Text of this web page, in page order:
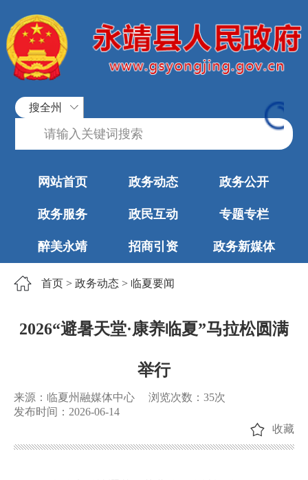
搜全州
网站首页 政务动态 政务公开
政务服务 政民互动 专题专栏
醉美永靖 招商引资 政务新媒体
首页 > 政务动态 > 临夏要闻
2026“避暑天堂·康养临夏”马拉松圆满
举行
来源：临夏州融媒体中心 浏览次数： 35次
发布时间：2026-06-14
收藏